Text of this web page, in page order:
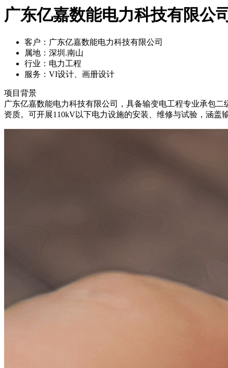
广东亿嘉数能电力科技有限公
客户： 广东亿嘉数能电力科技有限公司
属地： 深圳.南山
行业： 电力工程
服务： VI设计、画册设计
项目背景
广东亿嘉数能电力科技有限公司，具备输变电工程专业承包
资质。可开展110kV以下电力设施的安装、维修与试验，涵